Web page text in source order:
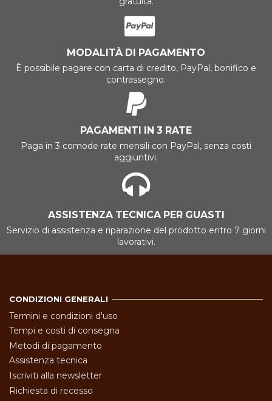
MODALITÀ DI PAGAMENTO
È possibile pagare con carta di credito, PayPal, bonifico e
contrassegno.
PAGAMENTI IN 3 RATE
Paga in 3 comode rate mensili con PayPal, senza costi
aggiuntivi.
ASSISTENZA TECNICA PER GUASTI
Servizio di assistenza e riparazione del prodotto entro 7 giorni
lavorativi.
CONDIZIONI GENERALI
Termini e condizioni d'uso
Tempi e costi di consegna
Metodi di pagamento
Assistenza tecnica
Iscriviti alla newsletter
Richiesta di recesso